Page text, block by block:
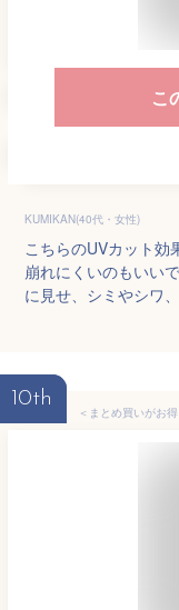
こ
KUMIKAN(40代・女性)
こちらのUVカット効
崩れにくいのもいい
に見せ、シミやシワ
10th